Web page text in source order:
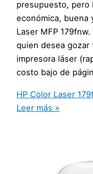
presupuesto, pero
económica, buena
Laser MFP
quien desea gozar
impresora láser
costo bajo de
HP Color Laser
Leer más »